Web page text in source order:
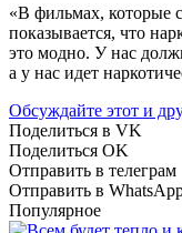
«В фильмах, которые
показывается, что
это модно. У нас
а у нас идет
Обсуждайте этот и
Поделиться в VK
Поделиться OK
Отправить в телеграм
Отправить в
Популярное